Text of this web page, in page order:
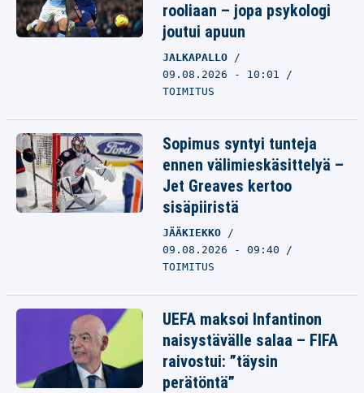
rooliaan – jopa psykologi
joutui apuun
JALKAPALLO
09.08.2026 - 10:01
TOIMITUS
Sopimus syntyi tunteja
ennen välimieskäsittelyä –
Jet Greaves kertoo
sisäpiiristä
JÄÄKIEKKO
09.08.2026 - 09:40
TOIMITUS
UEFA maksoi Infantinon
naisystävälle salaa – FIFA
raivostui: ”täysin
perätöntä”